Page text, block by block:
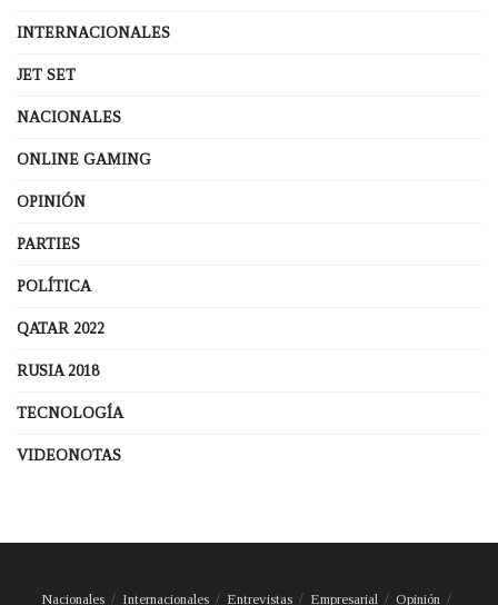
INTERNACIONALES
JET SET
NACIONALES
ONLINE GAMING
OPINIÓN
PARTIES
POLÍTICA
QATAR 2022
RUSIA 2018
TECNOLOGÍA
VIDEONOTAS
Nacionales Internacionales Entrevistas Empresarial Opinión